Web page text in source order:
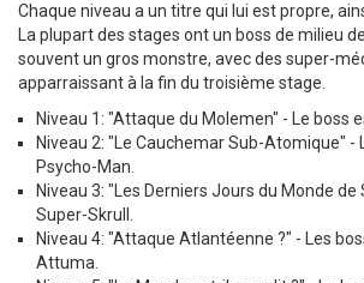
Chaque niveau a un titre qui lui est propre,
La plupart des stages ont un boss de milieu
souvent un gros monstre, avec des super-
apparraissant à la fin du troisième stage.
Niveau 1: "Attaque du Molemen" - Le boss
Niveau 2: "Le Cauchemar Sub-Atomique" -
Psycho-Man.
Niveau 3: "Les Derniers Jours du Monde de
Super-Skrull.
Niveau 4: "Attaque Atlantéenne ?" - Les
Attuma.